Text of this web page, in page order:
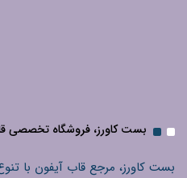
بست کاورز، فروشگاه تخصصی
بست کاورز، مرجع قاب آیفون با